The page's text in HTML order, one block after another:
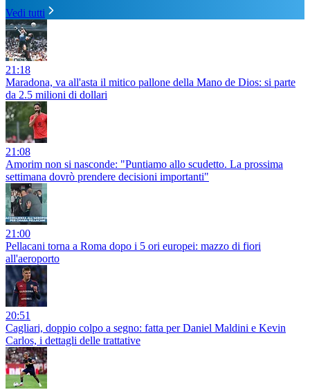
Vedi tutti
21:18
Maradona, va all'asta il mitico pallone della Mano de Dios: si parte
da 2.5 milioni di dollari
21:08
Amorim non si nasconde: "Puntiamo allo scudetto. La prossima
settimana dovrò prendere decisioni importanti"
21:00
Pellacani torna a Roma dopo i 5 ori europei: mazzo di fiori
all'aeroporto
20:51
Cagliari, doppio colpo a segno: fatta per Daniel Maldini e Kevin
Carlos, i dettagli delle trattative